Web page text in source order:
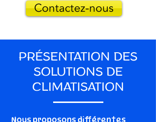
Contactez-nous
PRÉSENTATION DES
SOLUTIONS DE
CLIMATISATION
Nous proposons différentes